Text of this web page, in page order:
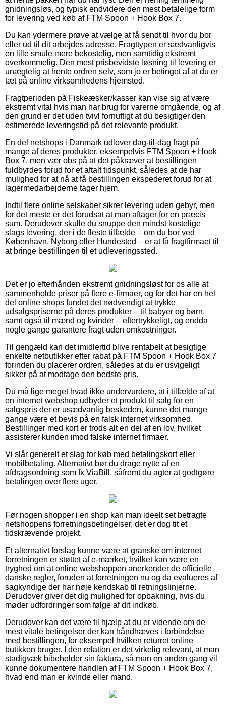
gnidningsløs, og typisk endvidere den mest betalelige form
for levering ved køb af FTM Spoon + Hook Box 7.
Du kan ydermere prøve at vælge at få sendt til hvor du bor
eller ud til dit arbejdes adresse. Fragttypen er sædvanligvis
en lille smule mere bekostelig, men samtidig ekstremt
overkommelig. Den mest prisbevidste løsning til levering er
unægtelig at hente ordren selv, som jo er betinget af at du er
tæt på online virksomhedens hjemsted.
Fragtperioden på Fiskeæsker/kasser kan vise sig at være
ekstremt vital hvis man har brug for varerne omgående, og af
den grund er det uden tvivl fornuftigt at du besigtiger den
estimerede leveringstid på det relevante produkt.
En del netshops i Danmark udlover dag-til-dag fragt på
mange af deres produkter, eksempelvis FTM Spoon + Hook
Box 7, men vær obs på at det påkræver at bestillingen
fuldbyrdes forud for et aftalt tidspunkt, således at de har
mulighed for at nå at få bestillingen ekspederet forud for at
lagermedarbejderne tager hjem.
Indtil flere online selskaber sikrer levering uden gebyr, men
for det meste er det forudsat at man aftager for en præcis
sum. Derudover skulle du snuppe den mindst kostelige
slags levering, der i de fleste tilfælde – om du bor ved
København, Nyborg eller Hundested – er at få fragtfirmaet til
at bringe bestillingen til et udleveringssted.
Det er jo efterhånden ekstremt gnidningsløst for os alle at
sammenholde priser på flere e-firmaer, og for det har en hel
del online shops fundet det nødvendigt at trykke
udsalgspriserne på deres produkter – til babyer og børn,
samt også til mænd og kvinder – eftertrykkeligt, og endda
nogle gange garantere fragt uden omkostninger.
Til gengæld kan det imidlertid blive rentabelt at besigtige
enkelte netbutikker efter rabat på FTM Spoon + Hook Box 7
forinden du placerer ordren, således at du er usvigeligt
sikker på at modtage den bedste pris.
Du må lige meget hvad ikke undervurdere, at i tilfælde af at
en internet webshop udbyder et produkt til salg for en
salgspris der er usædvanlig beskeden, kunne det mange
gange være et bevis på en falsk internet virksomhed.
Bestillinger med kort er trods alt en del af en lov, hvilket
assisterer kunden imod falske internet firmaer.
Vi slår generelt et slag for køb med betalingskort eller
mobilbetaling. Alternativt bør du drage nytte af en
afdragsordning som fx ViaBill, såfremt du agter at godtgøre
betalingen over flere uger.
Før nogen shopper i en shop kan man ideelt set betragte
netshoppens forretningsbetingelser, det er dog tit et
tidskrævende projekt.
Et alternativt forslag kunne være at granske om internet
forretningen er støttet af e-mærket, hvilket kan være en
tryghed om at online webshoppen anerkender de officielle
danske regler, foruden at forretningen nu og da evalueres af
sagkyndige der har nøje kendskab til retningslinjerne.
Derudover giver det dig mulighed for opbakning, hvis du
møder udfordringer som følge af dit indkøb.
Derudover kan det være til hjælp at du er vidende om de
mest vitale betingelser der kan håndhæves i forbindelse
med bestillingen, for eksempel hvilken returret online
butikken bruger. I den relation er det virkelig relevant, at man
stadigvæk bibeholder sin faktura, så man en anden gang vil
kunne dokumentere handlen af FTM Spoon + Hook Box 7,
hvad end man er kvinde eller mand.